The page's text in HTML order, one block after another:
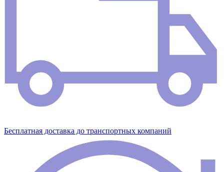
Бесплатная доставка до транспортных компаний